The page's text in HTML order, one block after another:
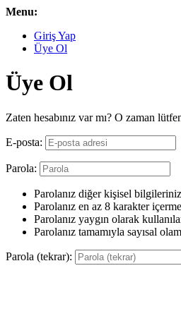
Menu:
Giriş Yap
Üye Ol
Üye Ol
Zaten hesabınız var mı? O zaman
E-posta:
Parola:
Parolanız diğer kişisel
Parolanız en az 8 karakter
Parolanız yaygın olarak
Parolanız tamamıyla sayısal
Parola (tekrar):